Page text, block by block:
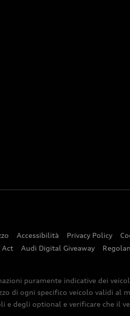
Accessibilità Privacy Policy
Act Audi Digital Giveaway
puramente indicative dei
di ogni specifico veicolo validi al
e degli optional e verificare che il